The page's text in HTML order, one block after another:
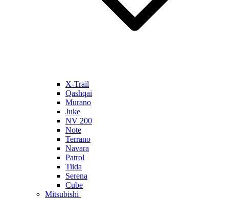
X-Trail
Qashqai
Murano
Juke
NV 200
Note
Terrano
Navara
Patrol
Tiida
Serena
Cube
Mitsubishi